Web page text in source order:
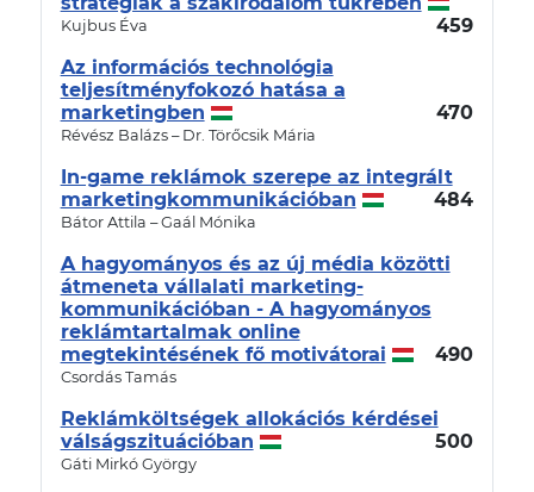
459
Kujbus Éva
Az információs technológia
teljesítményfokozó hatása a
marketingben
470
Révész Balázs – Dr. Törőcsik Mária
In-game reklámok szerepe az integrált
marketingkommunikációban
484
Bátor Attila – Gaál Mónika
A hagyományos és az új média közötti
átmeneta vállalati marketing-
kommunikációban - A hagyományos
reklámtartalmak online
megtekintésének fő motivátorai
490
Csordás Tamás
Reklámköltségek allokációs kérdései
válságszituációban
500
Gáti Mirkó György